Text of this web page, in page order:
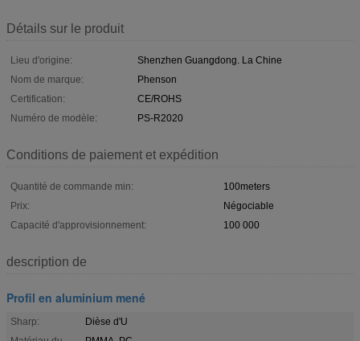
Détails sur le produit
Lieu d'origine:
Shenzhen Guangdong. La Chine
Nom de marque:
Phenson
Certification:
CE/ROHS
Numéro de modèle:
PS-R2020
Conditions de paiement et expédition
Quantité de commande min:
100meters
Prix:
Négociable
Capacité d'approvisionnement:
100 000
description de
Profil en aluminium mené
Sharp:
Dièse d'U